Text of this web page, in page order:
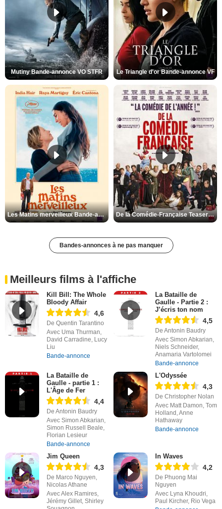
Mutiny Bande-annonce VO STFR Le Triangle d'or Bande-annonce VF
Les Matins merveilleux Bande-annonce VF De la Comédie-Française Teaser VF
Bandes-annonces à ne pas manquer
Meilleurs films à l'affiche
Kill Bill: The Whole
Bloody Affair
4,6
De Quentin Tarantino
Avec Uma Thurman,
David Carradine, Lucy
Liu
Bande-annonce
La Bataille de
Gaulle - Partie 2 :
J’écris ton nom
4,5
De Antonin Baudry
Avec Simon Abkarian,
Niels Schneider,
Anamaria Vartolomei
Bande-annonce
La Bataille de
Gaulle - partie 1 :
L'Âge de Fer
4,4
De Antonin Baudry
Avec Simon Abkarian,
Simon Russell Beale,
Florian Lesieur
Bande-annonce
L'Odyssée
4,3
De Christopher Nolan
Avec Matt Damon, Tom
Holland, Anne
Hathaway
Bande-annonce
Jim Queen
4,3
De Marco Nguyen,
Nicolas Athane
Avec Alex Ramires,
Jérémy Gillet, Shirley
In Waves
4,2
De Phuong Mai
Nguyen
Avec Lyna Khoudri,
Paul Kircher, Rio Vega